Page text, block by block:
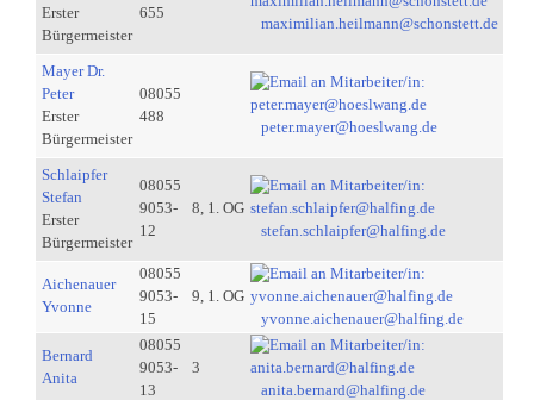
Erster
Bürgermeister
655
maximilian.heilmann@schonstett.de
Mayer Dr.
Peter
Erster
Bürgermeister
08055
488
peter.mayer@hoeslwang.de
Schlaipfer
Stefan
Erster
Bürgermeister
08055
9053-
12
8, 1. OG
stefan.schlaipfer@halfing.de
Aichenauer
Yvonne
08055
9053-
15
9, 1. OG
yvonne.aichenauer@halfing.de
Bernard
Anita
08055
9053-
13
3
anita.bernard@halfing.de